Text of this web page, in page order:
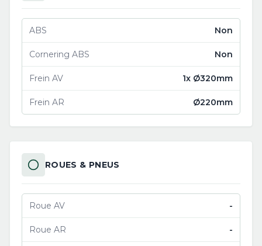
ABS Non
Cornering ABS Non
Frein AV 1x Ø320mm
Frein AR Ø220mm
ROUES & PNEUS
Roue AV -
Roue AR -